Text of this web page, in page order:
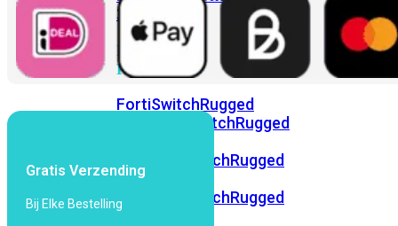
3032G
FortiSwitch
Ruggedized
FortiSwitchRugged
FortiSwitchRugged
FortiSwitchRugged
216F-
POE
FortiSwitchRugged
424F-
Gratis Verzending
Bij Elke Bestelling